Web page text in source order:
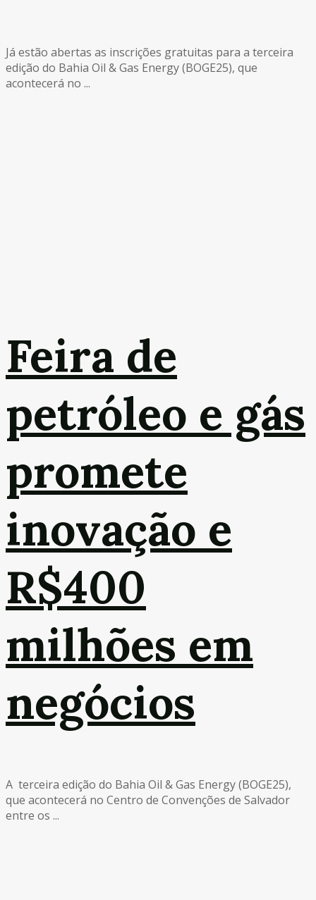
Já estão abertas as inscrições gratuitas para a terceira
edição do Bahia Oil & Gas Energy (BOGE25), que
acontecerá no ...
Feira de
petróleo e gás
promete
inovação e
R$400
milhões em
negócios
A terceira edição do Bahia Oil & Gas Energy (BOGE25),
que acontecerá no Centro de Convenções de Salvador
entre os ...